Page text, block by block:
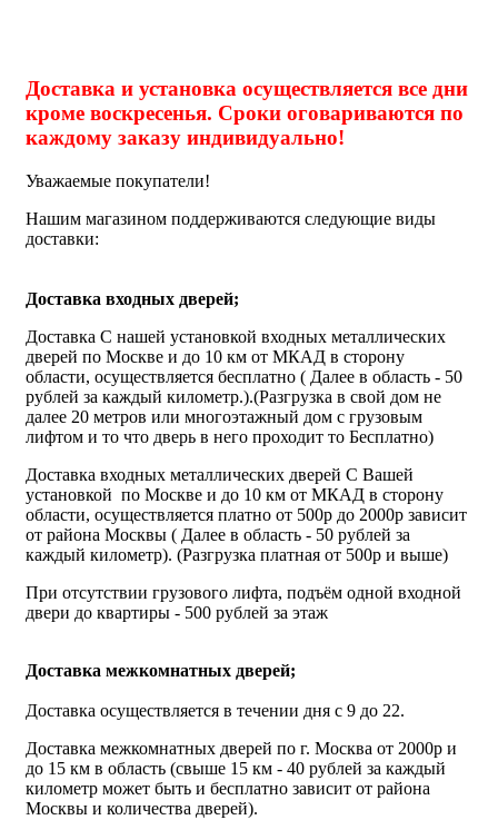
Доставка и установка осуществляется все дни
кроме воскресенья. Сроки оговариваются по
каждому заказу индивидуально!
Уважаемые покупатели!
Нашим магазином поддерживаются следующие виды
доставки:
Доставка входных дверей;
Доставка С нашей установкой входных металлических
дверей по Москве и до 10 км от МКАД в сторону
области, осуществляется бесплатно ( Далее в область - 50
рублей за каждый километр.).(Разгрузка в свой дом не
далее 20 метров или многоэтажный дом с грузовым
лифтом и то что дверь в него проходит то Бесплатно)
Доставка входных металлических дверей С Вашей
установкой по Москве и до 10 км от МКАД в сторону
области, осуществляется платно от 500р до 2000р зависит
от района Москвы ( Далее в область - 50 рублей за
каждый километр). (Разгрузка платная от 500р и выше)
При отсутствии грузового лифта, подъём одной входной
двери до квартиры - 500 рублей за этаж
Доставка межкомнатных дверей;
Доставка осуществляется в течении дня с 9 до 22.
Доставка межкомнатных дверей по г. Москва от 2000р и
до 15 км в область (свыше 15 км - 40 рублей за каждый
километр может быть и бесплатно зависит от района
Москвы и количества дверей).